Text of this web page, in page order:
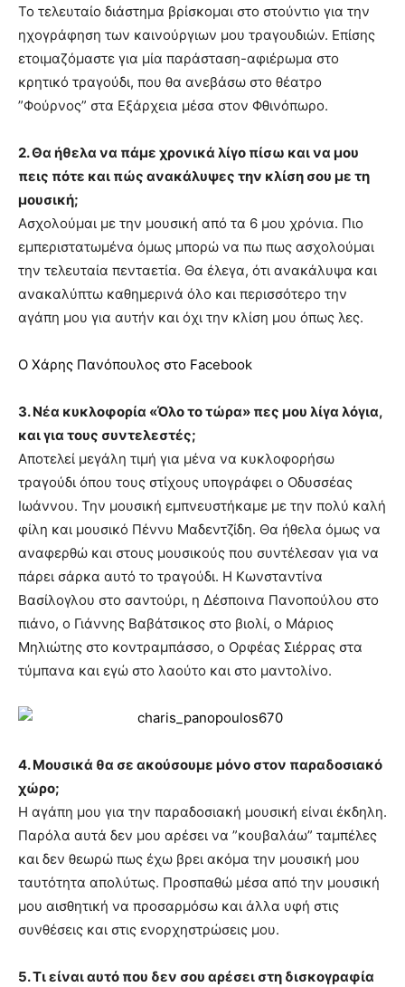
Το τελευταίο διάστημα βρίσκομαι στο στούντιο για την
ηχογράφηση των καινούργιων μου τραγουδιών. Επίσης
ετοιμαζόμαστε για μία παράσταση-αφιέρωμα στο
κρητικό τραγούδι, που θα ανεβάσω στο θέατρο
”Φούρνος” στα Εξάρχεια μέσα στον Φθινόπωρο.
2. Θα ήθελα να πάμε χρονικά λίγο πίσω και να μου
πεις πότε και πώς ανακάλυψες την κλίση σου με τη
μουσική;
Ασχολούμαι με την μουσική από τα 6 μου χρόνια. Πιο
εμπεριστατωμένα όμως μπορώ να πω πως ασχολούμαι
την τελευταία πενταετία. Θα έλεγα, ότι ανακάλυψα και
ανακαλύπτω καθημερινά όλο και περισσότερο την
αγάπη μου για αυτήν και όχι την κλίση μου όπως λες.
Ο Χάρης Πανόπουλος στο Facebook
3. Νέα κυκλοφορία «Όλο το τώρα» πες μου λίγα λόγια,
και για τους συντελεστές;
Αποτελεί μεγάλη τιμή για μένα να κυκλοφορήσω
τραγούδι όπου τους στίχους υπογράφει ο Οδυσσέας
Ιωάννου. Την μουσική εμπνευστήκαμε με την πολύ καλή
φίλη και μουσικό Πέννυ Μαδεντζίδη. Θα ήθελα όμως να
αναφερθώ και στους μουσικούς που συντέλεσαν για να
πάρει σάρκα αυτό το τραγούδι. Η Κωνσταντίνα
Βασίλογλου στο σαντούρι, η Δέσποινα Πανοπούλου στο
πιάνο, ο Γιάννης Βαβάτσικος στο βιολί, ο Μάριος
Μηλιώτης στο κοντραμπάσσο, ο Ορφέας Σιέρρας στα
τύμπανα και εγώ στο λαούτο και στο μαντολίνο.
4. Moυσικά θα σε ακούσουμε μόνο στον παραδοσιακό
χώρο;
Η αγάπη μου για την παραδοσιακή μουσική είναι έκδηλη.
Παρόλα αυτά δεν μου αρέσει να ”κουβαλάω” ταμπέλες
και δεν θεωρώ πως έχω βρει ακόμα την μουσική μου
ταυτότητα απολύτως. Προσπαθώ μέσα από την μουσική
μου αισθητική να προσαρμόσω και άλλα υφή στις
συνθέσεις και στις ενορχηστρώσεις μου.
5. Τι είναι αυτό που δεν σου αρέσει στη δισκογραφία